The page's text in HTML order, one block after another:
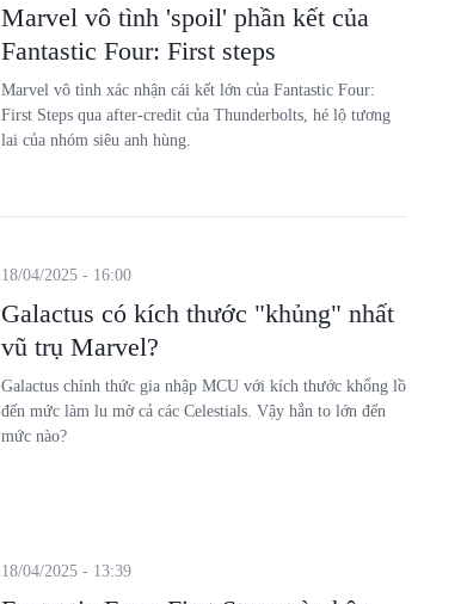
Marvel vô tình 'spoil' phần kết của
Fantastic Four: First steps
Marvel vô tình xác nhận cái kết lớn của Fantastic Four:
First Steps qua after-credit của Thunderbolts, hé lộ tương
lai của nhóm siêu anh hùng.
Galactus có kích thước "khủng" nhất
vũ trụ Marvel?
18/04/2025 - 16:00
Galactus chính thức gia nhập MCU với kích thước khổng lồ
đến mức làm lu mờ cả các Celestials. Vậy hắn to lớn đến
mức nào?
18/04/2025 - 13:39